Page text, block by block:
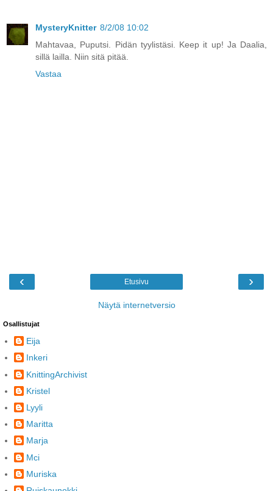
MysteryKnitter 8/2/08 10:02
Mahtavaa, Puputsi. Pidän tyylistäsi. Keep it up! Ja Daalia,
sillä lailla. Niin sitä pitää.
Vastaa
‹ ›
Etusivu
Näytä internetversio
Osallistujat
Eija
Inkeri
KnittingArchivist
Kristel
Lyyli
Maritta
Marja
Mci
Muriska